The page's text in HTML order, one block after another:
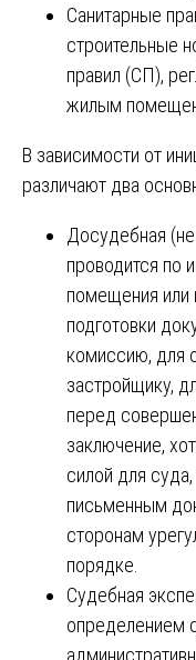
Санитарные
строительные
правил (СП),
жилым
В зависимости от
различают два
Досудебная
проводится по
помещения или
подготовки
комиссию, для
застройщику,
перед
заключение,
силой для
письменным
сторонам
порядке.
Судебная
определением